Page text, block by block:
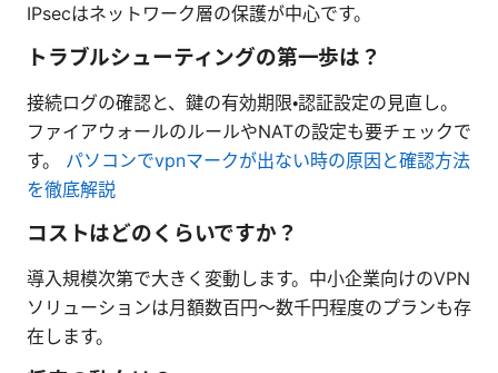
IPsecはネットワーク層の保護が中心です。
トラブルシューティングの第一歩は？
接続ログの確認と、鍵の有効期限・認証設定の見直し。
ファイアウォールのルールやNATの設定も要チェックで
す。 パソコンでvpnマークが出ない時の原因と確認方法
を徹底解説
コストはどのくらいですか？
導入規模次第で大きく変動します。中小企業向けのVPN
ソリューションは月額数百円〜数千円程度のプランも存
在します。